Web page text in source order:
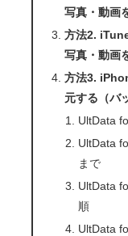
写真・動画
方法2.
写真・動画
方法3.
元する（バ
UltData
UltData
まで
UltData
順
UltData